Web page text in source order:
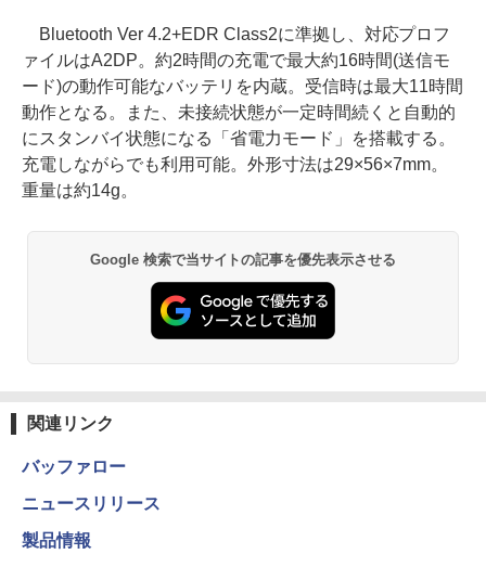
Bluetooth Ver 4.2+EDR Class2に準拠し、対応プロフ
ァイルはA2DP。約2時間の充電で最大約16時間(送信モ
ード)の動作可能なバッテリを内蔵。受信時は最大11時間
動作となる。また、未接続状態が一定時間続くと自動的
にスタンバイ状態になる「省電力モード」を搭載する。
充電しながらでも利用可能。外形寸法は29×56×7mm。
重量は約14g。
Google 検索で当サイトの記事を優先表示させる
関連リンク
バッファロー
ニュースリリース
製品情報